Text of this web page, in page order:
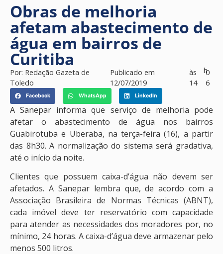
Obras de melhoria
afetam abastecimento de
água em bairros de
Curitiba
Por: Redação Gazeta de
Toledo
Publicado em
12/07/2019
às
14
h0
6
Facebook WhatsApp LinkedIn
A Sanepar informa que serviço de melhoria pode
afetar o abastecimento de água nos bairros
Guabirotuba e Uberaba, na terça-feira (16), a partir
das 8h30. A normalização do sistema será gradativa,
até o início da noite.
Clientes que possuem caixa-d’água não devem ser
afetados. A Sanepar lembra que, de acordo com a
Associação Brasileira de Normas Técnicas (ABNT),
cada imóvel deve ter reservatório com capacidade
para atender as necessidades dos moradores por, no
mínimo, 24 horas. A caixa-d’água deve armazenar pelo
menos 500 litros.